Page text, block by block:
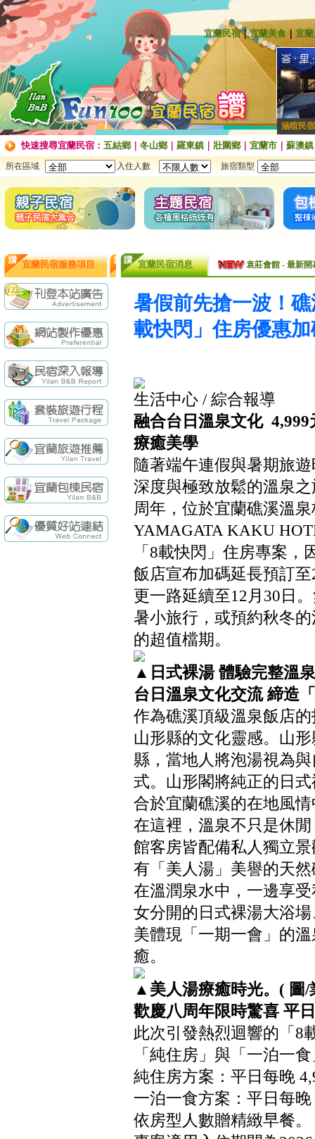
宜蘭民宿｜宜蘭美食 ｜ 宜
涵暄民宿
快速搜尋宜蘭民宿： 五結鄉｜ 冬山鄉｜ 羅東鎮 壯圍鄉｜ 宜蘭市 蘇澳鎮
所在區域 入住人數 旅宿類型
宜蘭民宿服務項目 宜蘭民宿消息
袁莊會館 - 最新開
【民宿快訊】
續住再享85折，
【民宿快訊】羅
袁莊會館 - 最
續住再享85折，
【民宿快訊】羅
暑假前先搶一波！
載快閃」住房優惠
生活中心 / 綜合報導
融合台日溫泉文化 4,999
療癒美學
隨著端午連假與暑期旅
深度與極致放鬆的溫泉
周年，位於宜蘭礁溪溫
YAMAGATA KAKU
「8載快閃」住房專案
飯店宣布加碼延長預訂
更一路延續至12月30日
暑小旅行，或預約秋冬
的超值檔期。
▲日式裸湯 體驗完整溫
台日溫泉文化交流 締造
作為礁溪頂級溫泉飯店
山形縣的文化靈感。山
縣，當地人將泡湯視為
式。山形閣將純正的日
合於宜蘭礁溪的在地風
在這裡，溫泉不只是休
館客房皆配備私人獨立
有「美人湯」美譽的天
在溫潤泉水中，一邊享
女分開的日式裸湯大浴
美體現「一期一會」的
癒。
▲美人湯療癒時光。( 圖/
歡慶八周年限時驚喜 平
此次引發熱烈迴響的「8
「純住房」與「一泊一
純住房方案：平日每晚
一泊一食方案：平日每
依房型人數贈精緻早餐。